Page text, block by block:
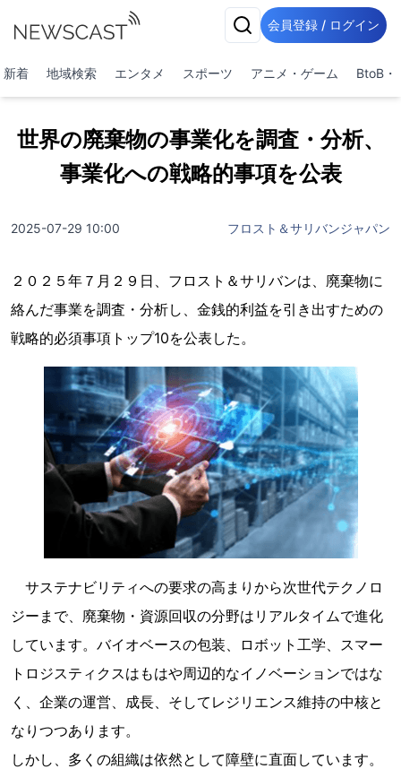
会員登録 / ログイン
新着 地域検索 エンタメ スポーツ アニメ・ゲーム BtoB・
世界の廃棄物の事業化を調査・分析、
事業化への戦略的事項を公表
2025-07-29 10:00 フロスト＆サリバンジャパン
２０２５年７月２９日、フロスト＆サリバンは、廃棄物に
絡んだ事業を調査・分析し、金銭的利益を引き出すための
戦略的必須事項トップ10を公表した。
サステナビリティへの要求の高まりから次世代テクノロ
ジーまで、廃棄物・資源回収の分野はリアルタイムで進化
しています。バイオベースの包装、ロボット工学、スマー
トロジスティクスはもはや周辺的なイノベーションではな
く、企業の運営、成長、そしてレジリエンス維持の中核と
なりつつあります。
しかし、多くの組織は依然として障壁に直面しています。